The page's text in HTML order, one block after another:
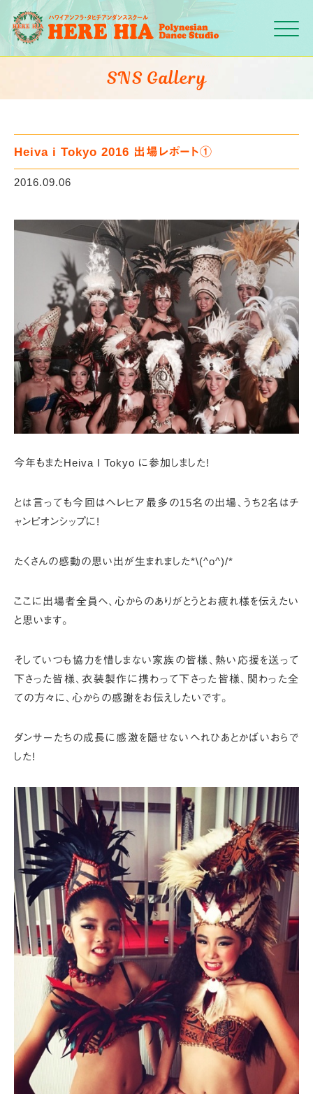
Click
SNS Gallery
Heiva i Tokyo 2016 出場レポート①
2016.09.06
今年もまたHeiva I Tokyo に参加しました!
とは言っても今回はヘレヒア最多の15名の出場、うち2名はチ
ャンピオンシップに!
たくさんの感動の思い出が生まれました*\(^o^)/*
ここに出場者全員へ、 心からのありがとうとお疲れ様を伝えたい
と思います。
そしていつも協力を惜しまない家族の皆様、 熱い応援を送って
下さった皆様、衣装製作に携わって下さった皆様、 関わった全
ての方々に、心からの感謝をお伝えしたいです。
ダンサーたちの成長に感激を隠せないへれひあとかばいおらで
した!